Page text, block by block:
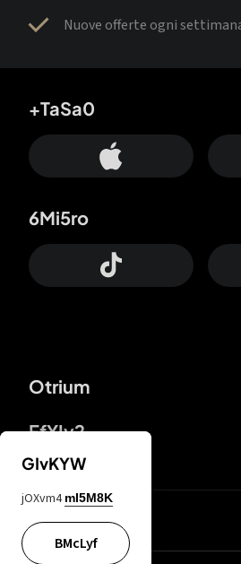
Nuove offerte ogni
Otrium
FfYIy2
+TaSa0
6Mi5ro
Lj7sBL
GIvKYW
jOXvm4 mI5M8K
BMcLyf